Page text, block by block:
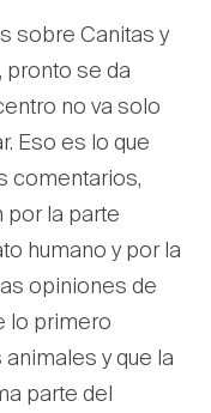
sobre Canitas y
se da
no va solo
Eso es lo que
comentarios,
por la parte
humano y por la
opiniones de
lo primero
y que la
parte del